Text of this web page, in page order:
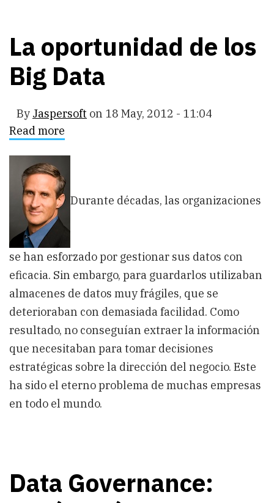
La oportunidad de los
Big Data
By Jaspersoft on 18 May, 2012 - 11:04
Read more
oportunidad
Big
Data
Durante décadas, las organizaciones
se han esforzado por gestionar sus datos con
eficacia. Sin embargo, para guardarlos utilizaban
almacenes de datos muy frágiles, que se
deterioraban con demasiada facilidad. Como
resultado, no conseguían extraer la información
que necesitaban para tomar decisiones
estratégicas sobre la dirección del negocio. Este
ha sido el eterno problema de muchas empresas
en todo el mundo.
Data Governance: